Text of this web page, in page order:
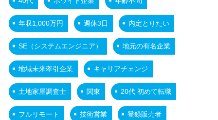
年収1,000万円 週休3日 内定とりたい
SE（システムエンジニア） 地元の有名企業
地域未来牽引企業 キャリアチェンジ
土地家屋調査士 関東 20代 初めて転職
フルリモート 技術営業 登録販売者